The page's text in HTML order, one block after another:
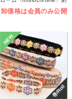
しゅうキット (袋)
卸価格は会員のみ公開
巻/Roll
NEW